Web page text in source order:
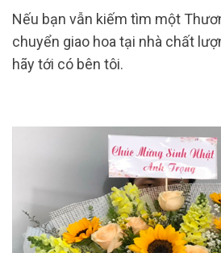
Nếu bạn vẫn kiếm tìm một
chuyển giao hoa tại nhà chất
hãy tới có bên tôi.